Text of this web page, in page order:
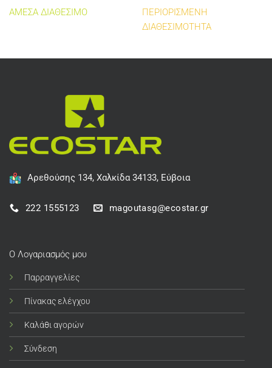
ΑΜΕΣΑ ΔΙΑΘΕΣΙΜΟ
ΠΕΡΙΟΡΙΣΜΕΝΗ
ΔΙΑΘΕΣΙΜΟΤΗΤΑ
Αρεθούσης 134, Χαλκίδα 34133, Εύβοια
222 1555123 magoutasg@ecostar.gr
Ο Λογαριασμός μου
Παρραγγελίες
Πίνακας ελέγχου
Καλάθι αγορών
Σύνδεση